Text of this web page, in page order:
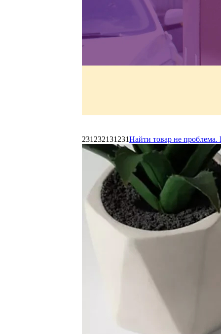
231232131231Найти товар не проблема.